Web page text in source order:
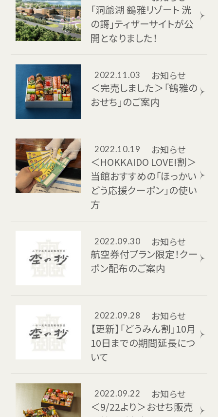
「洞爺湖 鶴雅リゾート 洸
の謌」ティザーサイトが公
開となりました！
2022.11.03 お知らせ
＜完売しました＞「鶴雅の
おせち」のご案内
2022.10.19 お知らせ
＜HOKKAIDO LOVE!割＞
当館おすすめの「ほっかい
どう応援クーポン」の使い
方
2022.09.30 お知らせ
航空券付プラン限定！クー
ポン配布のご案内
2022.09.28 お知らせ
【更新】「どうみん割」10月
10日までの期間延長につ
いて
2022.09.22 お知らせ
＜9/22より＞おせち販売